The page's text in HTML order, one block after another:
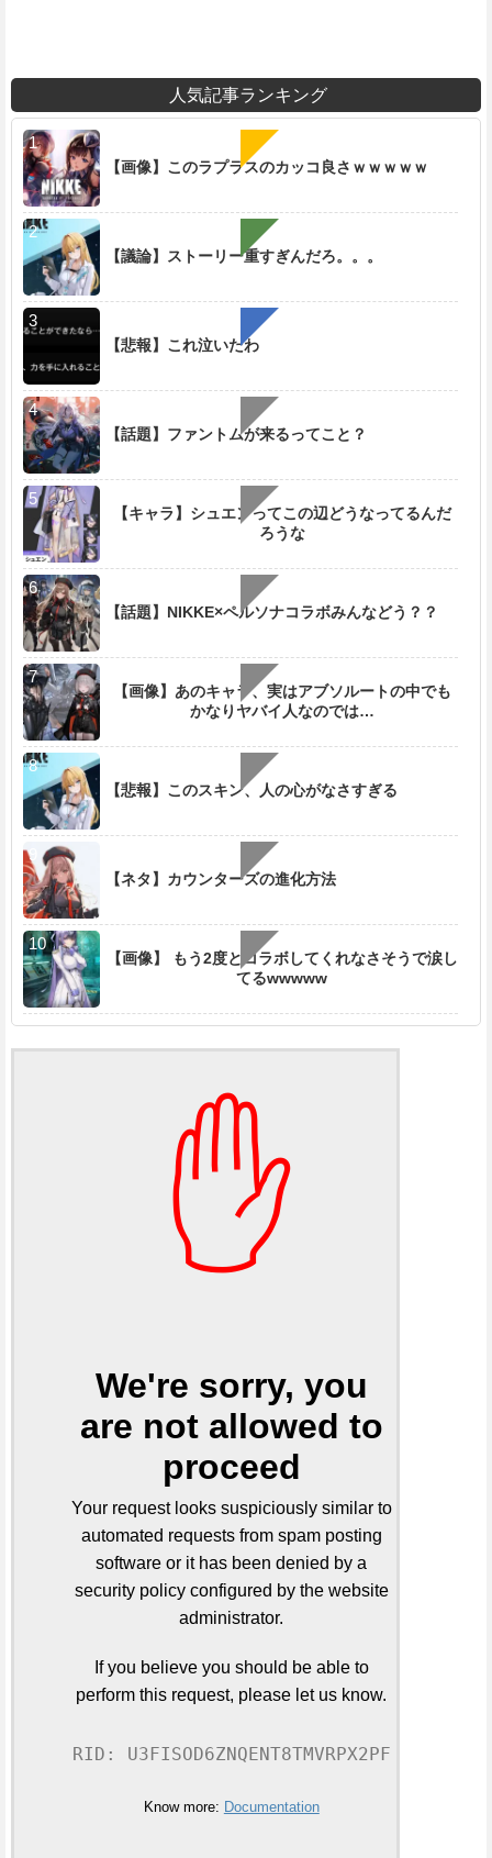
人気記事ランキング
【画像】このラプラスのカッコ良さｗｗｗｗｗ
【議論】ストーリー重すぎんだろ。。。
【悲報】これ泣いたわ
【話題】ファントムが来るってこと？
【キャラ】シュエンってこの辺どうなってるんだ
ろうな
【話題】NIKKE×ペルソナコラボみんなどう？？
【画像】あのキャラ、実はアブソルートの中でも
かなりヤバイ人なのでは…
【悲報】このスキン、人の心がなさすぎる
【ネタ】カウンターズの進化方法
【画像】 もう2度とコラボしてくれなさそうで涙し
てるwwwww
✋
We're sorry, you
are not allowed to
proceed
Your request looks suspiciously similar to
automated requests from spam posting
software or it has been denied by a
security policy configured by the website
administrator.
If you believe you should be able to
perform this request, please let us know.
RID: U3FISOD6ZNQENT8TMVRPX2PF
Know more: Documentation